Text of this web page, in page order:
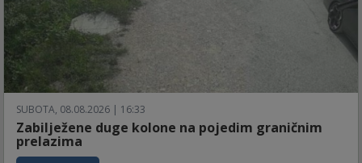
SUBOTA, 08.08.2026 | 16:33
Zabilježene duge kolone na pojedim graničnim
prelazima